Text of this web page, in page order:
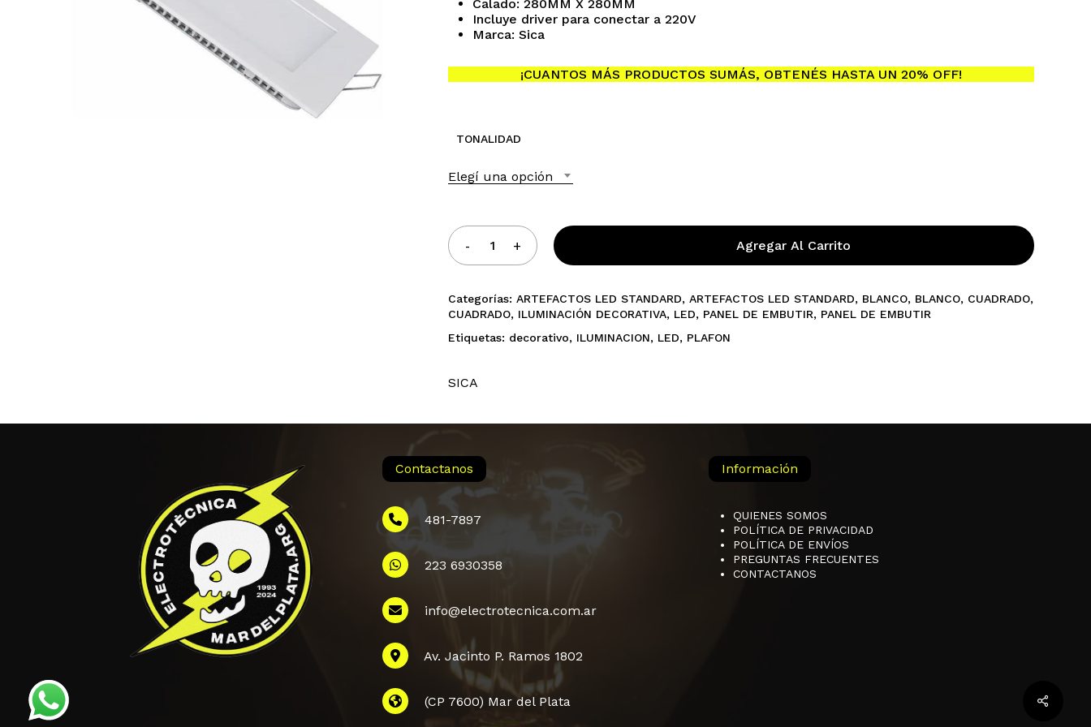
hasta
Calado: 280MM X 280MM
Incluye driver para conectar a 220V
Marca: Sica
¡CUANTOS MÁS PRODUCTOS SUMÁS, OBTENÉS HASTA UN 20% OFF!
TONALIDAD
Elegí una opción
Agregar Al Carrito
Categorías: ARTEFACTOS LED STANDARD, ARTEFACTOS LED STANDARD, BLANCO, BLANCO, CUADRADO,
CUADRADO, ILUMINACIÓN DECORATIVA, LED, PANEL DE EMBUTIR, PANEL DE EMBUTIR
Etiquetas: decorativo, ILUMINACION, LED, PLAFON
SICA
Contactanos
481-7897
223 6930358
info@electrotecnica.com.ar
Av. Jacinto P. Ramos 1802
(CP 7600) Mar del Plata
Información
QUIENES SOMOS
POLÍTICA DE PRIVACIDAD
POLÍTICA DE ENVÍOS
PREGUNTAS FRECUENTES
CONTACTANOS